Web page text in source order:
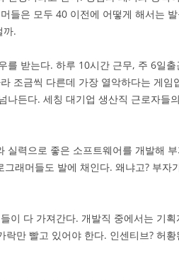
들은 모두 40 이전에 어떻게 해서는
까.
를 받는다. 하루 10시간 근무, 주 6일출
조금씩 다른데 가장 열악하다는 게임
나든다. 세칭 대기업 생산직 근로자들
실력으로 좋은 소프트웨어를 개발해
래머들도 발에 채인다. 왜냐고? 부자
이 다 가져간다. 개발직 중에서는 기획
만 빨고 있어야 한다. 인센티브? 허황